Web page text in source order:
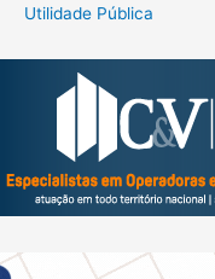
Utilidade Pública